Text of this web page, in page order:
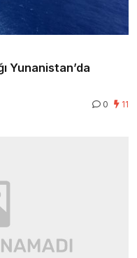
Yunanistan’da
0 11